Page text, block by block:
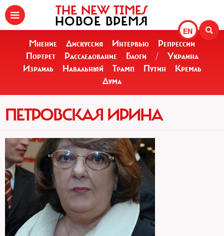
EN
THE NEW TIMES
НОВОЕ ВРЕМЯ
Мнение Дискуссия Интервью
Репрессии
Портрет
Расследование Блоги /
Украина
Израиль
Навальный Трамп Путин
Кремль
Дума
ПЕТРОВСКАЯ ИРИНА